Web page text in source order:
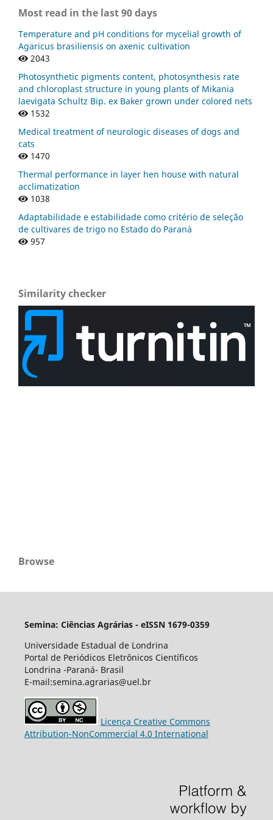
Most read in the last 90 days
Temperature and pH conditions for mycelial growth of
Agaricus brasiliensis on axenic cultivation
2043
Photosynthetic pigments content, photosynthesis rate
and chloroplast structure in young plants of Mikania
laevigata Schultz Bip. ex Baker grown under colored nets
1532
Medical treatment of neurologic diseases of dogs and
cats
1470
Thermal performance in layer hen house with natural
acclimatization
1038
Adaptabilidade e estabilidade como critério de seleção
de cultivares de trigo no Estado do Paraná
957
Similarity checker
Browse
Semina: Ciências Agrárias - eISSN 1679-0359
Universidade Estadual de Londrina
Portal de Periódicos Eletrônicos Científicos
Londrina -Paraná- Brasil
E-mail:semina.agrarias@uel.br
Licença Creative Commons
Attribution-NonCommercial 4.0 International